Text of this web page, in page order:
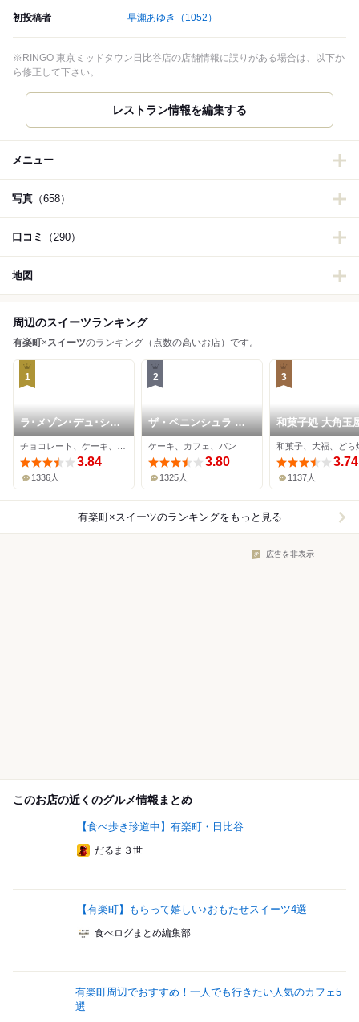
初投稿者 早瀬あゆき （1052）
※RINGO 東京ミッドタウン日比谷店の店舗情報に誤りがある場合は、以下か
ら修正して下さい。
レストラン情報を編集する
メニュー
写真 （658）
口コミ （290）
地図
周辺のスイーツランキング
有楽町×スイーツのランキング（点数の高いお店）です。
1
ラ･メゾン･デュ･ショ
コラ 丸の内店
3.84
1336人
2
ザ・ペニンシュラ ブ
ティック＆カフェ
ケーキ、カフェ、パン
3.80
1325人
3
和菓子処 大角玉
座店
和菓子、大福、どら
3.74
1137人
有楽町×スイーツのランキングをもっと見る
広告を非表示
このお店の近くのグルメ情報まとめ
【食べ歩き珍道中】有楽町・日比谷
だるま３世
【有楽町】もらって嬉しい♪おもたせスイーツ4選
食べログまとめ編集部
有楽町周辺でおすすめ！一人でも行きたい人気のカフェ5
選